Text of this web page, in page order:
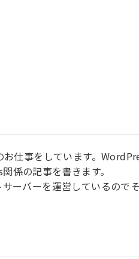
仕事をしています。
係の記事を書きます。
ーバーを運営しているので